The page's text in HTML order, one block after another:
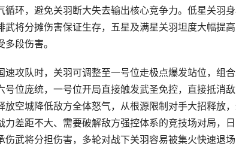
循环，避免关羽断大失去输出核心竞争力。低星关羽
武将分摊伤害保证生存，五星及满星关羽坦度大幅提
段伤害。
速攻队时，关羽可调整至一号位走极点爆发站位，组
号位庞统，一号位开局直接触发武圣免控，直接抵消
放空城降低敌方全体怒气，从根源限制对手大招释放
力差距不大、需要破解敌方强控体系的竞技场对局，
武将分担伤害，多轮对战下关羽容易被集火快速退